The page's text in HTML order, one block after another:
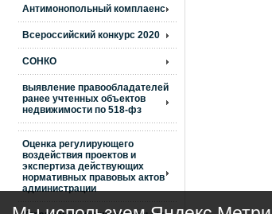
Антимонопольный комплаенс
Всероссийский конкурс 2020
СОНКО
выявление правообладателей
ранее учтенных объектов
недвижимости по 518-фз
Оценка регулирующего
воздействия проектов и
экспертиза действующих
нормативных правовых актов
администрации